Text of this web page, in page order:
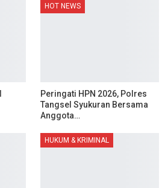
HOT NEWS
Peringati HPN 2026, Polres
Tangsel Syukuran Bersama
Anggota…
HUKUM & KRIMINAL